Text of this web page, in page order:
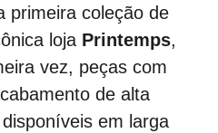
primeira coleção de
loja Printemps,
vez, peças com
de alta
em larga